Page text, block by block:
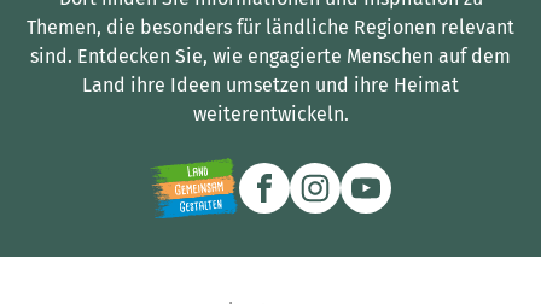
Themen, die besonders für ländliche Regionen relevant
sind. Entdecken Sie, wie engagierte Menschen auf dem
Land ihre Ideen umsetzen und ihre Heimat
weiterentwickeln.